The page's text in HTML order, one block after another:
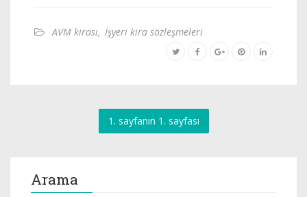
AVM kirası, İşyeri kira sözleşmeleri
1. sayfanın 1. sayfası
Arama